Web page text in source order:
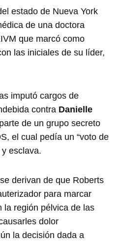
estado de Nueva York
de una doctora
que marcó como
las iniciales de su líder,
imputó cargos de
contra Danielle
de un grupo secreto
el cual pedía un “voto de
esclava.
derivan de que Roberts
para marcar
la región pélvica de las
dolor
la decisión dada a